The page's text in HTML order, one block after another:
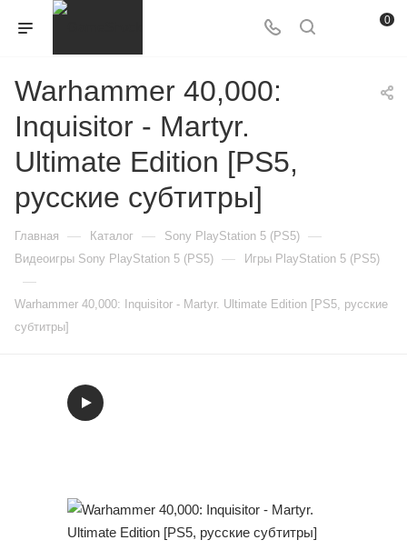
0
Warhammer 40,000:
Inquisitor - Martyr.
Ultimate Edition [PS5,
русские субтитры]
Главная — Каталог — Sony PlayStation 5 (PS5) —
Видеоигры Sony PlayStation 5 (PS5) — Игры PlayStation 5 (PS5)
—
Warhammer 40,000: Inquisitor - Martyr. Ultimate Edition [PS5, русские
субтитры]